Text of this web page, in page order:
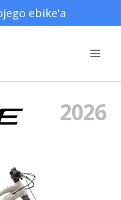
ebike'a
2026